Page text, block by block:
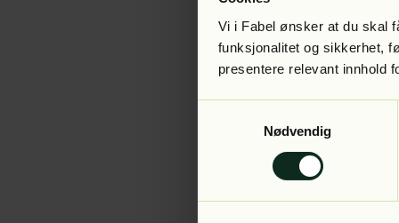
Vi i Fabel ønsker at du skal
funksjonalitet og sikkerhet,
presentere relevant innhold
Nødvendig
Application